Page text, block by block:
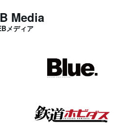
Media
メディア